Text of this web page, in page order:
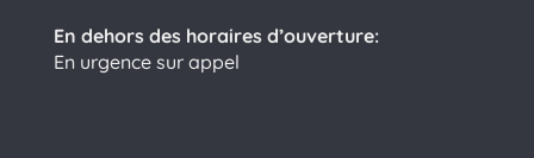
En dehors des horaires d’ouverture:
En urgence sur appel